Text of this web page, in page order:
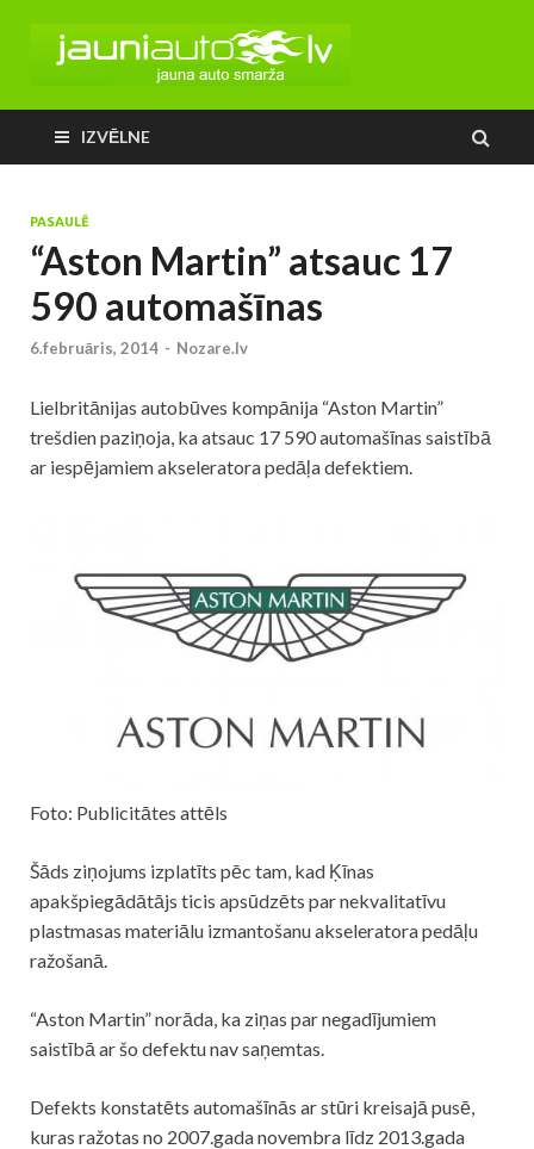
IZVĒLNE
PASAULĒ
“Aston Martin” atsauc 17
590 automašīnas
6.februāris, 2014 - Nozare.lv
Lielbritānijas autobūves kompānija “Aston Martin”
trešdien paziņoja, ka atsauc 17 590 automašīnas saistībā
ar iespējamiem akseleratora pedāļa defektiem.
Foto: Publicitātes attēls
Šāds ziņojums izplatīts pēc tam, kad Ķīnas
apakšpiegādātājs ticis apsūdzēts par nekvalitatīvu
plastmasas materiālu izmantošanu akseleratora pedāļu
ražošanā.
“Aston Martin” norāda, ka ziņas par negadījumiem
saistībā ar šo defektu nav saņemtas.
Defekts konstatēts automašīnās ar stūri kreisajā pusē,
kuras ražotas no 2007.gada novembra līdz 2013.gada